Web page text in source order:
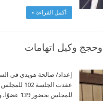
أكمل القراءة »
وكيل اتهامات
إعداد/ صالحة هويدي في
عقدت الجلسة
للمجلس